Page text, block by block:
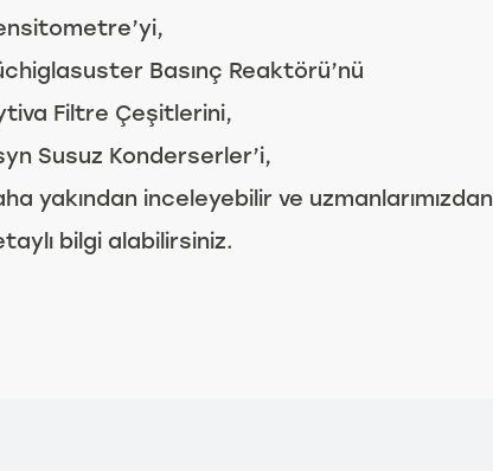
Basınç Reaktörü’nü
Filtre Çeşitlerini,
Susuz Konderserler’i,
yakından inceleyebilir ve uzmanlarımızdan
bilgi alabilirsiniz.